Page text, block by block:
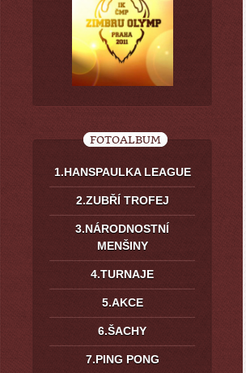
FOTOALBUM
1.HANSPAULKA LEAGUE
2.ZUBŘÍ TROFEJ
3.NÁRODNOSTNÍ
MENŠINY
4.TURNAJE
5.AKCE
6.ŠACHY
7.PING PONG